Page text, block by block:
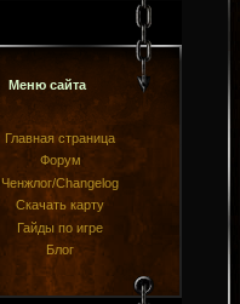
Меню сайта
Главная страница
Форум
Ченжлог/Changelog
Скачать карту
Гайды по игре
Блог